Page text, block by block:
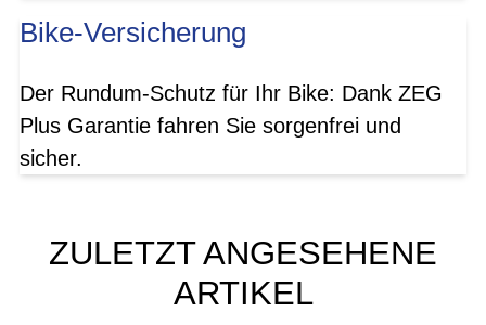
Bike-Versicherung
Der Rundum-Schutz für Ihr Bike: Dank ZEG
Plus Garantie fahren Sie sorgenfrei und
sicher.
ZULETZT ANGESEHENE
ARTIKEL